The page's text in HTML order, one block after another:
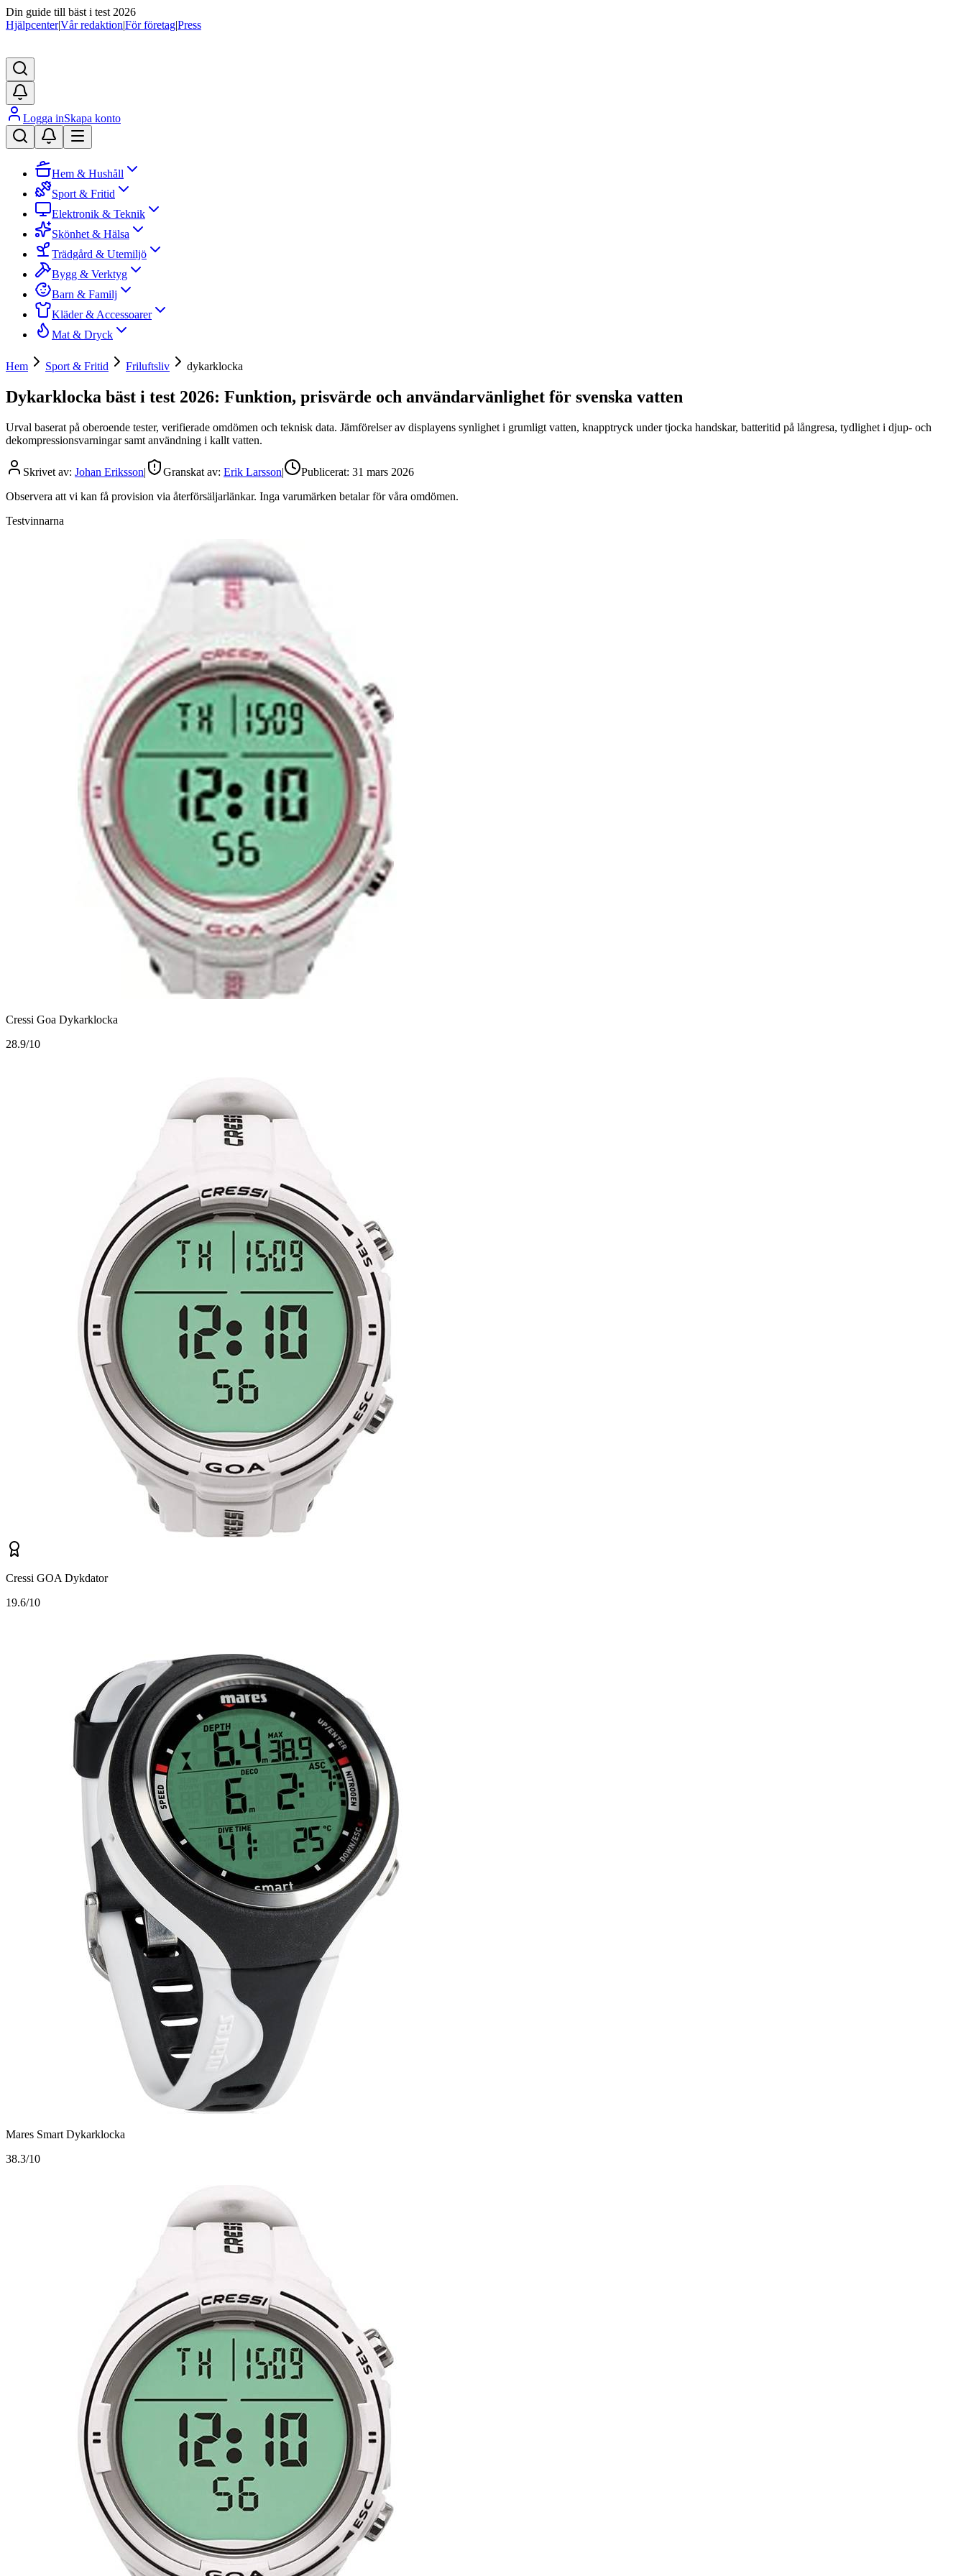
Din guide till bäst i test 2026
Hjälpcenter|Vår redaktion|För företag|Press
Logga inSkapa konto
Hem & Hushåll
Sport & Fritid
Elektronik & Teknik
Skönhet & Hälsa
Trädgård & Utemiljö
Bygg & Verktyg
Barn & Familj
Kläder & Accessoarer
Mat & Dryck
Hem Sport & Fritid Friluftsliv dykarklocka
Dykarklocka bäst i test 2026: Funktion, prisvärde och användarvänlighet för svenska vatten
Urval baserat på oberoende tester, verifierade omdömen och teknisk data. Jämförelser av displayens synlighet i grumligt vatten, knapptryck under tjocka handskar, batteritid på långresa, tydlighet i djup- och
dekompressionsvarningar samt användning i kallt vatten.
Skrivet av: Johan Eriksson| Granskat av: Erik Larsson| Publicerat: 31 mars 2026
Observera att vi kan få provision via återförsäljarlänkar. Inga varumärken betalar för våra omdömen.
Testvinnarna
Cressi Goa Dykarklocka
28.9/10
Cressi GOA Dykdator
19.6/10
Mares Smart Dykarklocka
38.3/10